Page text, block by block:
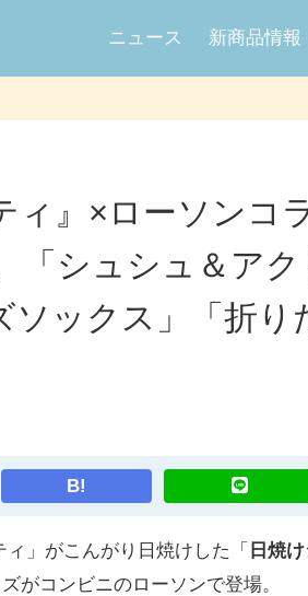
ニュース 新商品情報
ィ』×ローソンコ
「シュシュ＆ア
ソックス」「折り
B!
」がこんがり日焼けした「 日焼
がコンビニのローソンで登場。